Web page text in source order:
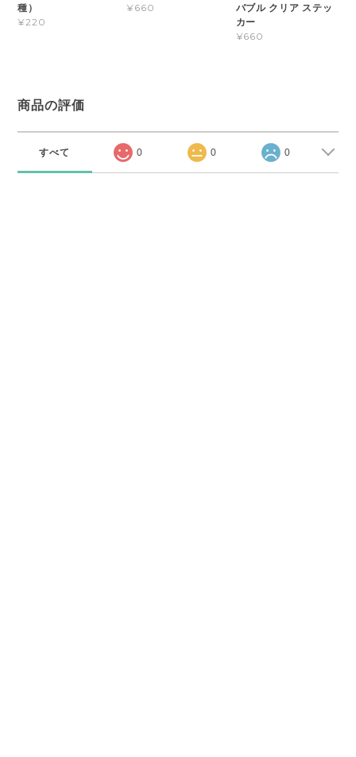
種）
¥220
¥660
バブル クリア ステッ
カー
¥660
商品の評価
すべて 0 0 0